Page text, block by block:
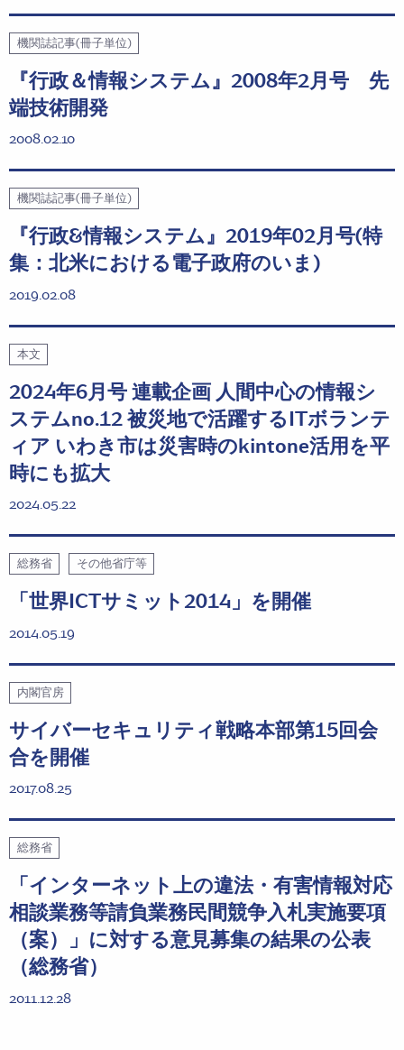
機関誌記事(冊子単位)
『行政＆情報システム』2008年2月号 先
端技術開発
2008.02.10
機関誌記事(冊子単位)
『行政&情報システム』2019年02月号(特
集：北米における電子政府のいま)
2019.02.08
本文
2024年6月号 連載企画 人間中心の情報シ
ステムno.12 被災地で活躍するITボランテ
ィア いわき市は災害時のkintone活用を平
時にも拡大
2024.05.22
総務省 その他省庁等
「世界ICTサミット2014」を開催
2014.05.19
内閣官房
サイバーセキュリティ戦略本部第15回会
合を開催
2017.08.25
総務省
「インターネット上の違法・有害情報対応
相談業務等請負業務民間競争入札実施要項
（案）」に対する意見募集の結果の公表
（総務省）
2011.12.28